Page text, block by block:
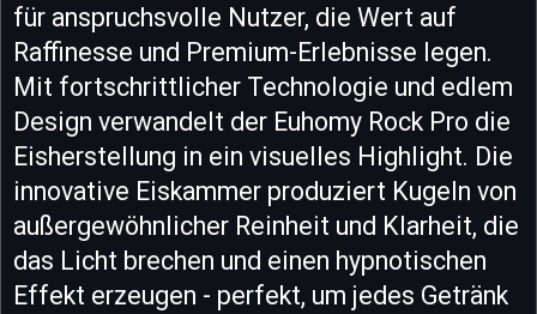
für anspruchsvolle Nutzer, die Wert auf
Raffinesse und Premium-Erlebnisse legen.
Mit fortschrittlicher Technologie und edlem
Design verwandelt der Euhomy Rock Pro die
Eisherstellung in ein visuelles Highlight. Die
innovative Eiskammer produziert Kugeln von
außergewöhnlicher Reinheit und Klarheit, die
das Licht brechen und einen hypnotischen
Effekt erzeugen - perfekt, um jedes Getränk